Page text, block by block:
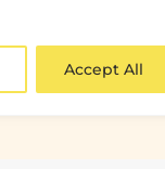
Accept All